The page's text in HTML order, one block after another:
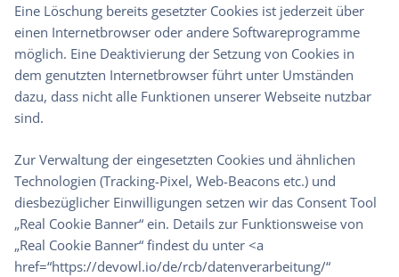
Eine Löschung bereits gesetzter Cookies ist jederzeit über
einen Internetbrowser oder andere Softwareprogramme
möglich. Eine Deaktivierung der Setzung von Cookies in
dem genutzten Internetbrowser führt unter Umständen
dazu, dass nicht alle Funktionen unserer Webseite nutzbar
sind.
Zur Verwaltung der eingesetzten Cookies und ähnlichen
Technologien (Tracking-Pixel, Web-Beacons etc.) und
diesbezüglicher Einwilligungen setzen wir das Consent Tool
„Real Cookie Banner“ ein. Details zur Funktionsweise von
„Real Cookie Banner“ findest du unter <a
href=“https://devowl.io/de/rcb/datenverarbeitung/“